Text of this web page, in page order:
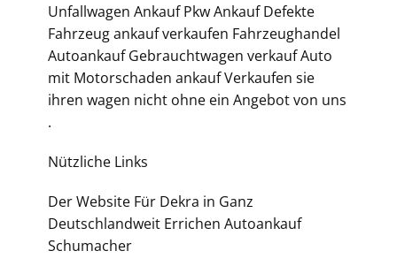
Unfallwagen Ankauf Pkw Ankauf Defekte
Fahrzeug ankauf verkaufen Fahrzeughandel
Autoankauf Gebrauchtwagen verkauf Auto
mit Motorschaden ankauf Verkaufen sie
ihren wagen nicht ohne ein Angebot von uns
.
Nützliche Links
Der Website Für Dekra in Ganz
Deutschlandweit Errichen Autoankauf
Schumacher